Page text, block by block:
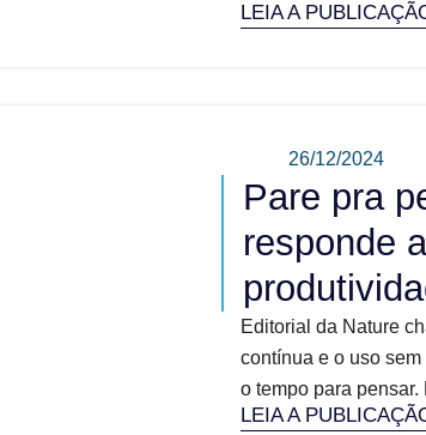
LEIA A
26/12/2024
Pare pra
responde
Editorial da Nature
contínua e o uso
o tempo para pensar.
LEIA A